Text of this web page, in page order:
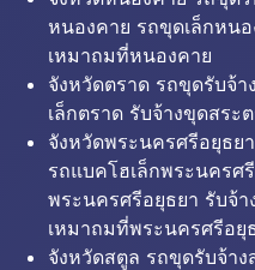
หนองคาย รถขุดเล็กหน
เหมาถมที่หนองคาย
จังหวัดตราด รถขุดรับจ้
เล็กตราด รับจ้างขุดสระ
จังหวัดพระนครศรีอยุธย
รถแบคโฮเล็กพระนครศ
พระนครศรีอยุธยา รับจ้
เหมาถมที่พระนครศรีอยุ
จังหวัดสตูล รถขุดรับจ้า